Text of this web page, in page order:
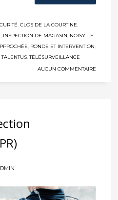
, CLOS DE LA COURTINE,
, INSPECTION DE MAGASIN, NOISY-LE-
, RONDE ET INTERVENTION,
TALENTUS,TÉLÉSURVEILLANCE
AUCUN COMMENTAIRE